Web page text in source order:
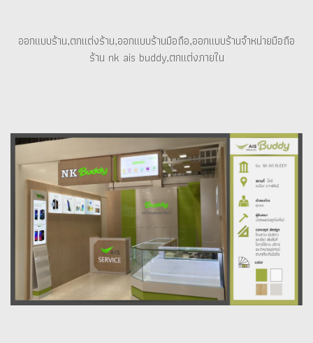
ออกแบบร้าน,ตกแต่งร้าน,ออกแบบร้านมือถือ,ออกแบบร้านจำหน่ายมือถือ
ร้าน nk ais buddy,ตกแต่งภายใน